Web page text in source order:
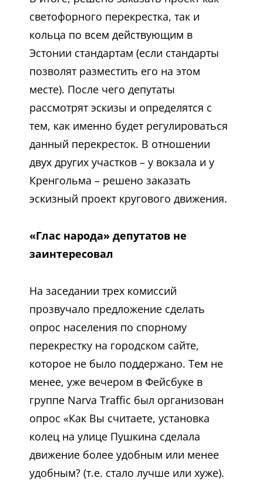
светофорного перекрестка, так и
кольца по всем действующим в
Эстонии стандартам (если стандарты
позволят разместить его на этом
месте). После чего депутаты
рассмотрят эскизы и определятся с
тем, как именно будет регулироваться
данный перекресток. В отношении
двух других участков – у вокзала и у
Кренгольма – решено заказать
эскизный проект кругового движения.
«Глас народа» депутатов не
заинтересовал
На заседании трех комиссий
прозвучало предложение сделать
опрос населения по спорному
перекрестку на городском сайте,
которое не было поддержано. Тем не
менее, уже вечером в Фейсбуке в
группе Narva Traffic был организован
опрос «Как Вы считаете, установка
колец на улице Пушкина сделала
движение более удобным или менее
удобным? (т.е. стало лучше или хуже).